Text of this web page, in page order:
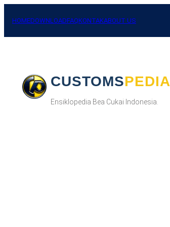
HOMEDOWNLOADFAQKONTAKABOUT US
CUSTOMSPEDIA
Ensiklopedia Bea Cukai Indonesia.